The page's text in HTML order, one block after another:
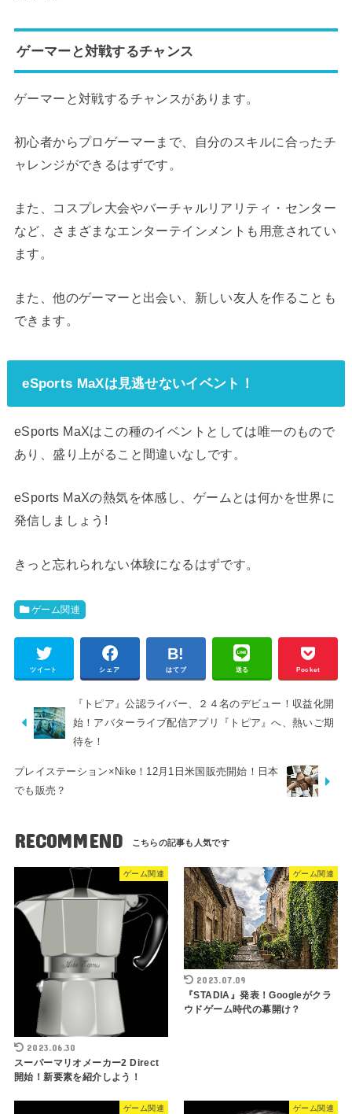
ゲーマーと対戦するチャンス
ゲーマーと対戦するチャンスがあります。
初心者からプロゲーマーまで、自分のスキルに合ったチ
ャレンジができるはずです。
また、コスプレ大会やバーチャルリアリティ・センター
など、さまざまなエンターテインメントも用意されてい
ます。
また、他のゲーマーと出会い、新しい友人を作ることも
できます。
eSports MaXは見逃せないイベント！
eSports MaXはこの種のイベントとしては唯一のもので
あり、盛り上がること間違いなしです。
eSports MaXの熱気を体感し、ゲームとは何かを世界に
発信しましょう!
きっと忘れられない体験になるはずです。
ゲーム関連
ツイート シェア はてブ 送る Pocket
『トピア』公認ライバー、２４名のデビュー！収益化開
始！アバターライブ配信アプリ『トピア』へ、熱いご期
待を！
プレイステーション×Nike！12月1日米国販売開始！日本
でも販売？
RECOMMEND
ゲーム関連
2023.06.30
スーパーマリオメーカー2 Direct
開始！新要素を紹介しよう！
ゲーム関連
2023.07.09
『STADIA』発表！Googleがクラ
ウドゲーム時代の幕開け？
ゲーム関連 ゲーム関連